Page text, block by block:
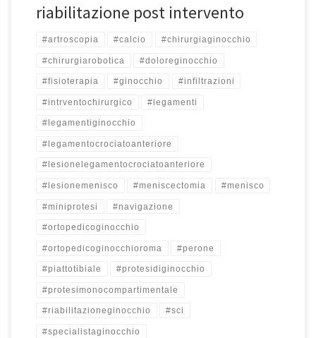
riabilitazione post intervento
#artroscopia #calcio #chirurgiaginocchio
#chirurgiarobotica #doloreginocchio
#fisioterapia #ginocchio #infiltrazioni
#intrventochirurgico #legamenti
#legamentiginocchio
#legamentocrociatoanteriore
#lesionelegamentocrociatoanteriore
#lesionemenisco #meniscectomia #menisco
#miniprotesi #navigazione
#ortopedicoginocchio
#ortopedicoginocchioroma #perone
#piattotibiale #protesidiginocchio
#protesimonocompartimentale
#riabilitazioneginocchio #sci
#specialistaginocchio